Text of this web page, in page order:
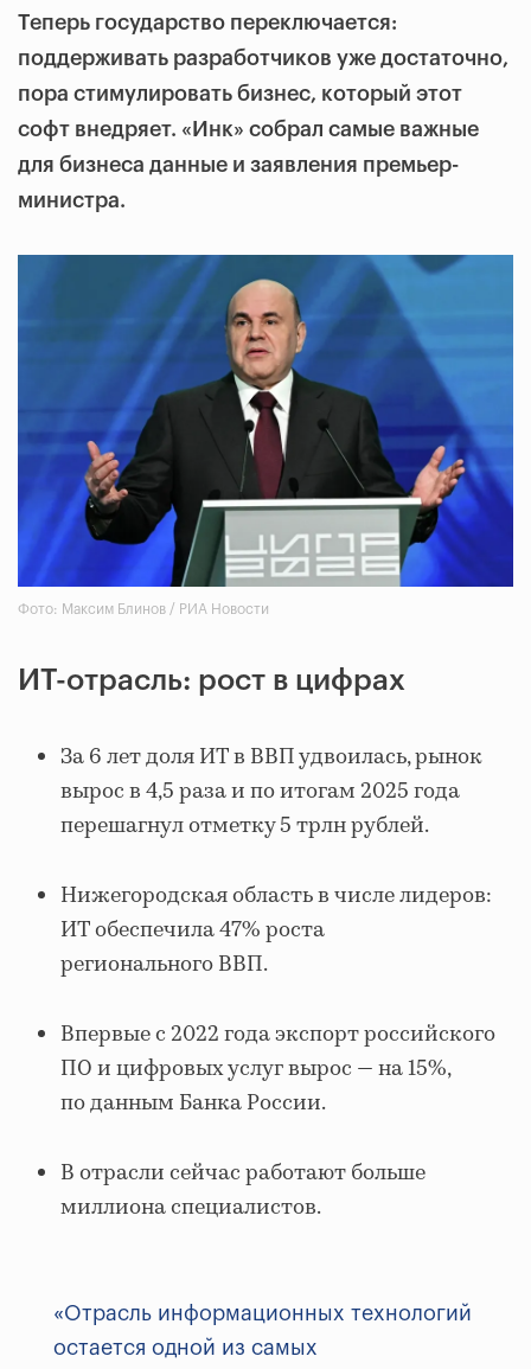
Теперь государство переключается:
поддерживать разработчиков уже достаточно,
пора стимулировать бизнес, который этот
софт внедряет. «Инк» собрал самые важные
для бизнеса данные и заявления премьер-
министра.
Фото: Максим Блинов / РИА Новости
ИТ-отрасль: рост в цифрах
За 6 лет доля ИТ в ВВП удвоилась, рынок
вырос в 4,5 раза и по итогам 2025 года
перешагнул отметку 5 трлн рублей.
Нижегородская область в числе лидеров:
ИТ обеспечила 47% роста
регионального ВВП.
Впервые с 2022 года экспорт российского
ПО и цифровых услуг вырос — на 15%,
по данным Банка России.
В отрасли сейчас работают больше
миллиона специалистов.
«Отрасль информационных технологий
остается одной из самых